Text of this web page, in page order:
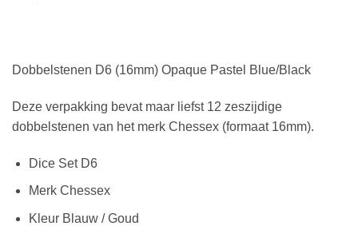
Dobbelstenen D6 (16mm) Opaque Pastel Blue/Black
Deze verpakking bevat maar liefst 12 zeszijdige
dobbelstenen van het merk Chessex (formaat 16mm).
Dice Set D6
Merk Chessex
Kleur Blauw / Goud